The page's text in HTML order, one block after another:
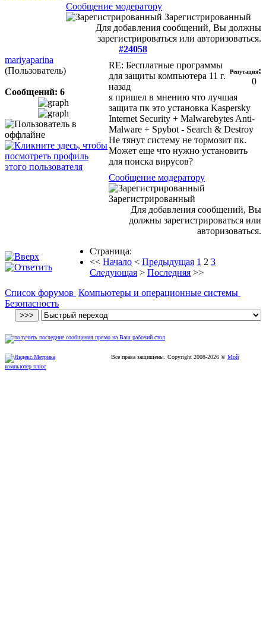
Сообщение модератору
Зарегистрированный
Для добавления сообщений, Вы должны
зарегистрироваться или авторизоваться.
#24058
mariyaparina
(Пользователь)
Сообщений: 6
RE: Бесплатные программы
для защиты компьютера 11 г.
назад
Репутация:
0
я пришел в мнению что лучшая
защита пк это установка Kaspersky
Internet Security + Malwarebytes Anti-
Malware + Spybot - Search & Destroy
Не тянут систему не тормозит пк.
Может еще что нужно установить
для поиска вирусов?
Сообщение модератору
Зарегистрированный
Для добавления сообщений, Вы
должны зарегистрироваться или
авторизоваться.
Страница:
<< Начало < Предыдущая 1 2 3
Следующая > Последняя >>
Список форумов Компьютеры и операционные системы
Безопасность
Все права защищены. Copyright 2008-2026 © Мой
компьютер плюс